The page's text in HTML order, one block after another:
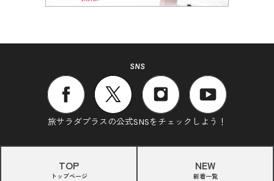
SNS
旅サラダプラスの公式SNSをチェックしよう！
TOP
トップページ
NEW
新着一覧